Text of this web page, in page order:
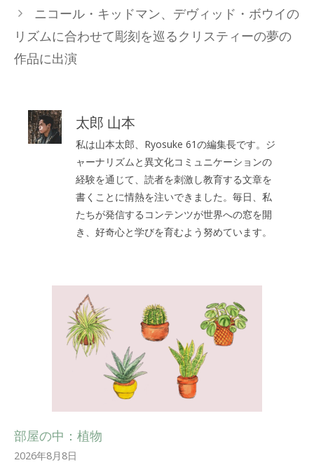
ニコール・キッドマン、デヴィッド・ボウイの
リズムに合わせて彫刻を巡るクリスティーの夢の
作品に出演
太郎 山本
私は山本太郎、Ryosuke 61の編集長です。ジ
ャーナリズムと異文化コミュニケーションの
経験を通じて、読者を刺激し教育する文章を
書くことに情熱を注いできました。毎日、私
たちが発信するコンテンツが世界への窓を開
き、好奇心と学びを育むよう努めています。
部屋の中：植物
2026年8月8日